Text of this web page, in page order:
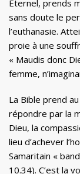
Éternel, prends
sans doute le
l’euthanasie.
proie à une
« Maudis donc
femme,
La Bible prend
répondre par la
Dieu, la
lieu d’achever
Samaritain «
10.34). C’est la